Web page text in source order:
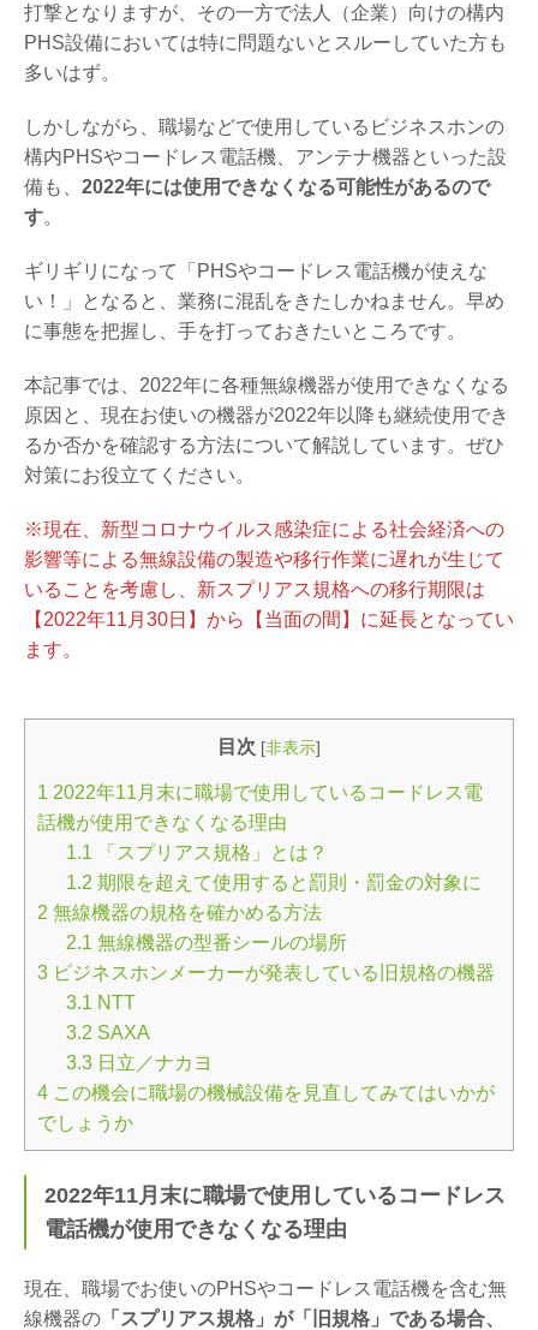
打撃となりますが、その一方で法人（企業）向けの構内
PHS設備においては特に問題ないとスルーしていた方も
多いはず。
しかしながら、職場などで使用しているビジネスホンの
構内PHSやコードレス電話機、アンテナ機器といった設
備も、 2022年には使用できなくなる可能性があるので
す。
ギリギリになって「PHSやコードレス電話機が使えな
い！」となると、業務に混乱をきたしかねません。早め
に事態を把握し、手を打っておきたいところです。
本記事では、2022年に各種無線機器が使用できなくなる
原因と、現在お使いの機器が2022年以降も継続使用でき
るか否かを確認する方法について解説しています。ぜひ
対策にお役立てください。
※現在、新型コロナウイルス感染症による社会経済への
影響等による無線設備の製造や移行作業に遅れが生じて
いることを考慮し、新スプリアス規格への移行期限は
【2022年11月30日】から【当面の間】に延長となってい
ます。
目次 [非表示]
1 2022年11月末に職場で使用しているコードレス電
話機が使用できなくなる理由
1.1 「スプリアス規格」とは？
1.2 期限を超えて使用すると罰則・罰金の対象に
2 無線機器の規格を確かめる方法
2.1 無線機器の型番シールの場所
3 ビジネスホンメーカーが発表している旧規格の機器
3.1 NTT
3.2 SAXA
3.3 日立／ナカヨ
4 この機会に職場の機械設備を見直してみてはいかが
でしょうか
2022年11月末に職場で使用しているコードレス
電話機が使用できなくなる理由
現在、職場でお使いのPHSやコードレス電話機を含む無
線機器の 「スプリアス規格」が「旧規格」である場合、